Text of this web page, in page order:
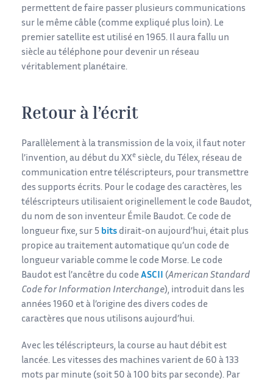
permettent de faire passer plusieurs communications
sur le même câble (comme expliqué plus loin). Le
premier satellite est utilisé en 1965. Il aura fallu un
siècle au téléphone pour devenir un réseau
véritablement planétaire.
Retour à l’écrit
Parallèlement à la transmission de la voix, il faut noter
l’invention, au début du XXe siècle, du Télex, réseau de
communication entre téléscripteurs, pour transmettre
des supports écrits. Pour le codage des caractères, les
téléscripteurs utilisaient originellement le code Baudot,
du nom de son inventeur Émile Baudot. Ce code de
longueur fixe, sur 5 bits dirait-on aujourd’hui, était plus
propice au traitement automatique qu’un code de
longueur variable comme le code Morse. Le code
Baudot est l’ancêtre du code ASCII (American Standard
Code for Information Interchange), introduit dans les
années 1960 et à l’origine des divers codes de
caractères que nous utilisons aujourd’hui.
Avec les téléscripteurs, la course au haut débit est
lancée. Les vitesses des machines varient de 60 à 133
mots par minute (soit 50 à 100 bits par seconde). Par